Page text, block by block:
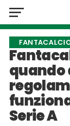
quando
Serie A